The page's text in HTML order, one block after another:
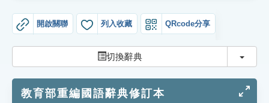
成語故事
索引選單
單字索引
開啟關聯 列入收藏 QRcode分享
切換辭典 切換
教育部重編國語辭典修訂本